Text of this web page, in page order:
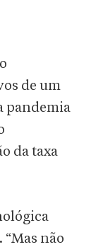
de um
pandemia
da taxa
“Mas não